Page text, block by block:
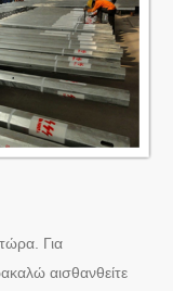
Για
αισθανθείτε